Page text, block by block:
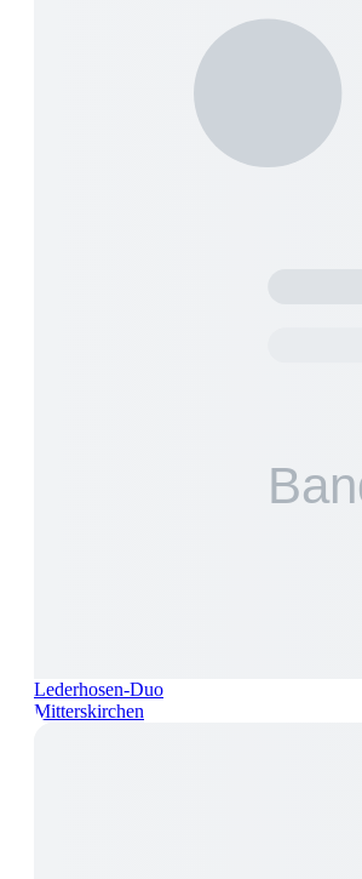
Lederhosen-Duo
Mitterskirchen